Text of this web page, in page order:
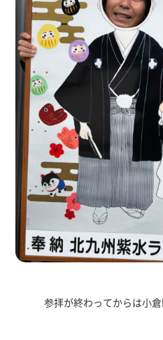
参拝が終わってからは小